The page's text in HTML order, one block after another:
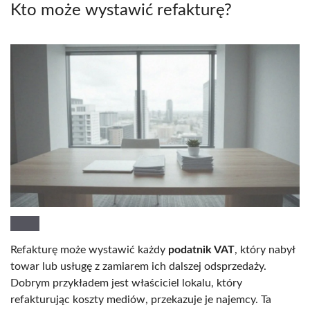
Kto może wystawić refakturę?
Refakturę może wystawić każdy podatnik VAT, który nabył
towar lub usługę z zamiarem ich dalszej odsprzedaży.
Dobrym przykładem jest właściciel lokalu, który
refakturując koszty mediów, przekazuje je najemcy. Ta